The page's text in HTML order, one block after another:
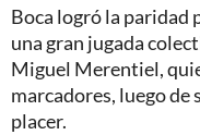
Boca logró la paridad
una gran jugada
Miguel Merentiel,
marcadores, luego de
placer.